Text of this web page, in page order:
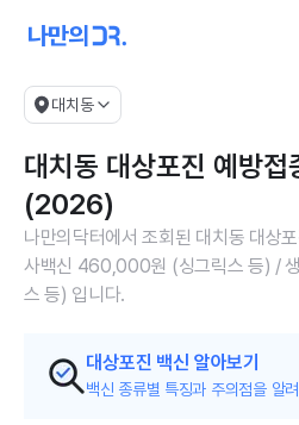
대치동
대치동 대상포진 예방접
(2026)
나만의닥터에서 조회된 대치동 대상
사백신 460,000원 (싱그릭스 등) /
스 등) 입니다.
대상포진 백신 알아보기
백신 종류별 특징과 주의점을 알